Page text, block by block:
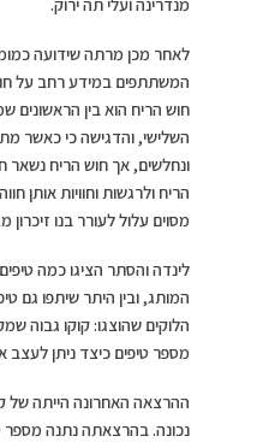
לאחר מכן מרתה שידועה
המשתתפים במידע רחב על חוש
חוש הריח הוא בין
השלישי, והדגישה כי כאשר
ונחלשים, אך חוש הריח נשאר
הריח ולרגשות וחוויות אותן
מסוים עלול לעורר בנו זיכרון
לינדה והסתר הציגו כמה
המותג, ובין היתר שיתפו גם
הלוקים שהוצגו: קוקו גבוה
מספר טיפים כיצד ניתן לעצב
ההרצאה האחרונה הייתה של
נכונה. בהרצאתה נתנה מספר